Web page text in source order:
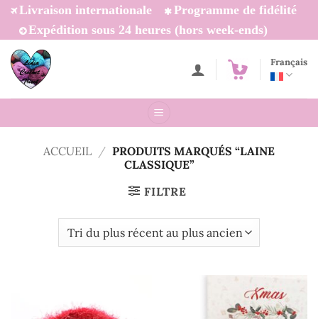
Passer
contenu
Livraison internationale
Programme de fidélité
Expédition sous 24 heures (hors week-ends)
Français
ACCUEIL / PRODUITS MARQUÉS “LAINE
CLASSIQUE”
FILTRE